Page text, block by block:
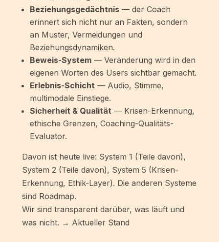
Beziehungsgedächtnis— der Coach
erinnert sich nicht nur an Fakten, sondern
an Muster, Vermeidungen und
Beziehungsdynamiken.
Beweis-System— Veränderung wird in den
eigenen Worten des Users sichtbar gemacht.
Erlebnis-Schicht — Audio, Stimme,
multimodale Einstiege.
Sicherheit & Qualität — Krisen-Erkennung,
ethische Grenzen, Coaching-Qualitäts-
Evaluator.
Davon ist heute live: System 1 (Teile davon),
System 2 (Teile davon), System 5 (Krisen-
Erkennung, Ethik-Layer). Die anderen Systeme
sind Roadmap.
Wir sind transparent darüber, was läuft und
was nicht. → Aktueller Stand